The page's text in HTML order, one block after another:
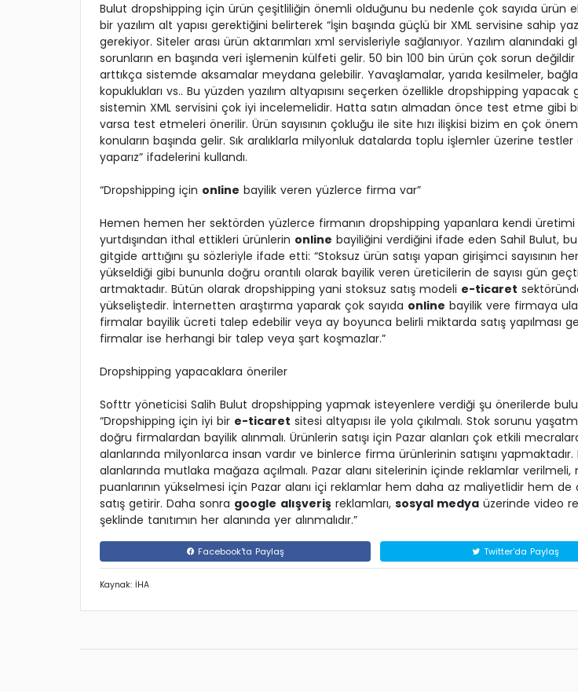
Bulut dropshipping için ürün çeşitliliğin önemli olduğunu bu nedenle çok sayıda ürün
bir yazılım alt yapısı gerektiğini belirterek “İşin başında güçlü bir XML servisine sahip
gerekiyor. Siteler arası ürün aktarımları xml servisleriyle sağlanıyor. Yazılım alanındaki
sorunların en başında veri işlemenin külfeti gelir. 50 bin 100 bin ürün çok sorun
arttıkça sistemde aksamalar meydana gelebilir. Yavaşlamalar, yarıda kesilmeler,
kopuklukları vs.. Bu yüzden yazılım altyapısını seçerken özellikle dropshipping yapacak
sistemin XML servisini çok iyi incelemelidir. Hatta satın almadan önce test etme gibi
varsa test etmeleri önerilir. Ürün sayısının çokluğu ile site hızı ilişkisi bizim en çok
konuların başında gelir. Sık aralıklarla milyonluk datalarda toplu işlemler üzerine
yaparız” ifadelerini kullandı.
“Dropshipping için online bayilik veren yüzlerce firma var”
Hemen hemen her sektörden yüzlerce firmanın dropshipping yapanlara kendi
yurtdışından ithal ettikleri ürünlerin online bayiliğini verdiğini ifade eden Sahil Bulut, bu
gitgide arttığını şu sözleriyle ifade etti: “Stoksuz ürün satışı yapan girişimci sayısının
yükseldiği gibi bununla doğru orantılı olarak bayilik veren üreticilerin de sayısı gün
artmaktadır. Bütün olarak dropshipping yani stoksuz satış modeli e-ticaret
yükseliştedir. İnternetten araştırma yaparak çok sayıda online bayilik vere firmaya
firmalar bayilik ücreti talep edebilir veya ay boyunca belirli miktarda satış yapılması
firmalar ise herhangi bir talep veya şart koşmazlar.”
Dropshipping yapacaklara öneriler
Softtr yöneticisi Salih Bulut dropshipping yapmak isteyenlere verdiği şu önerilerde
“Dropshipping için iyi bir e-ticaret sitesi altyapısı ile yola çıkılmalı. Stok sorunu
doğru firmalardan bayilik alınmalı. Ürünlerin satışı için Pazar alanları çok etkili
alanlarında milyonlarca insan vardır ve binlerce firma ürünlerinin satışını yapmaktadır.
alanlarında mutlaka mağaza açılmalı. Pazar alanı sitelerinin içinde reklamlar verilmeli,
puanlarının yükselmesi için Pazar alanı içi reklamlar hem daha az maliyetlidir hem de
satış getirir. Daha sonra google alışveriş reklamları, sosyal medya üzerinde video
şeklinde tanıtımın her alanında yer alınmalıdır.”
Facebook'ta Paylaş Twitter'da Paylaş
Kaynak: İHA